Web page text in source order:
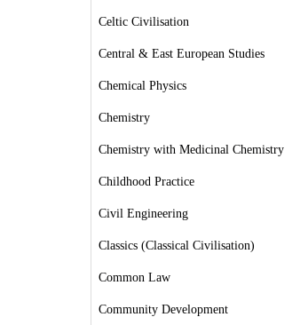
Celtic Civilisation
Central & East European Studies
Chemical Physics
Chemistry
Chemistry with Medicinal Chemistry
Childhood Practice
Civil Engineering
Classics (Classical Civilisation)
Common Law
Community Development